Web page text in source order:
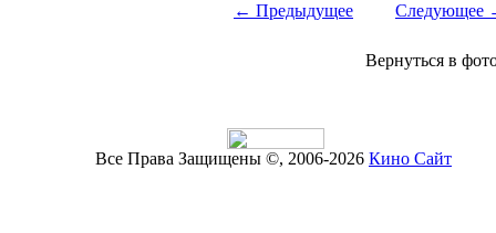
← Предыдущее Следующее
Вернуться в
Все Права Защищены ©, 2006-2026 Кино Сайт